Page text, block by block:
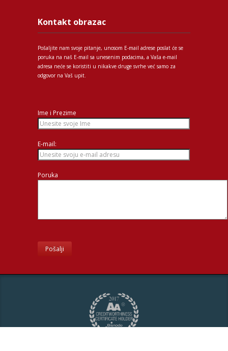
Kontakt obrazac
Pošaljite nam svoje pitanje, unosom E-mail adrese poslat će se
poruka na naš E-mail sa unesenim podacima, a Vaša e-mail
adresa neće se koristiti u nikakve druge svrhe već samo za
odgovor na Vaš upit.
Ime i Prezime
E-mail:
Poruka